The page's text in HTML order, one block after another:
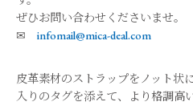
ぜひお問い合わせくださいませ。
✉infomail@mica-deal.com
皮革素材のストラップをノット状
入りのタグを添えて、より格調高